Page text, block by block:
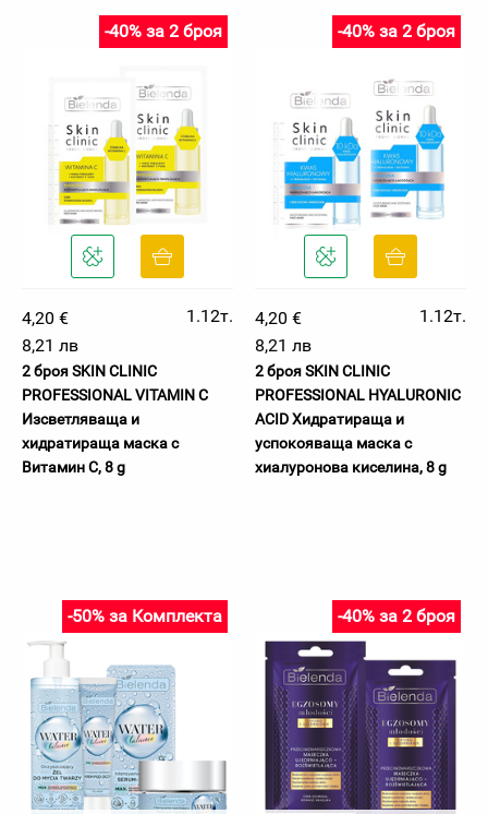
-40% за 2 броя
4,20 €
1.12т.
8,21 лв
2 броя SKIN CLINIC
PROFESSIONAL VITAMIN C
Изсветляваща и
хидратираща маска с
Витамин С, 8 g
-40% за 2 броя
4,20 €
1.12т.
8,21 лв
2 броя SKIN CLINIC
PROFESSIONAL HYALURONIC
ACID Хидратираща и
успокояваща маска с
хиалуронова киселина, 8 g
-50% за Комплекта -40% за 2 броя